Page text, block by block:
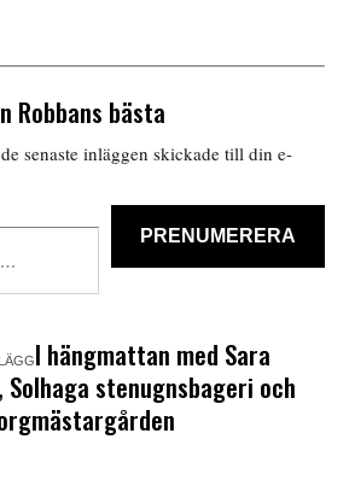
Robbans bästa
senaste inläggen skickade till din e-
PRENUMERERA
I hängmattan med Sara
stenugnsbageri och